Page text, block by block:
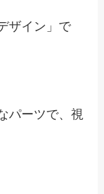
ザイン」で
パーツで、視